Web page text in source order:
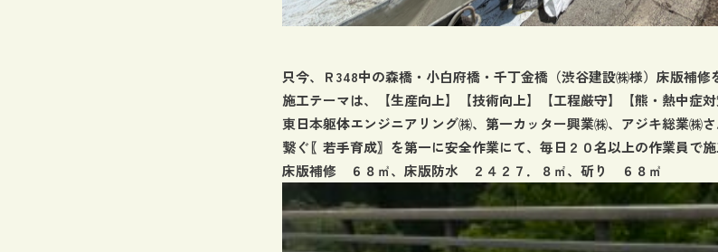
只今、Ｒ348中の森橋・小白府橋・千丁金橋（渋谷建設㈱様）床版補修
施工テーマは、【生産向上】【技術向上】【工程厳守】【熊・熱中症対
東日本躯体エンジニアリング㈱、第一カッター興業㈱、アジキ総業㈱
繋ぐ〖若手育成〗を第一に安全作業にて、毎日２０名以上の作業員で施
床版補修 ６８㎥、床版防水 ２４２７．８㎡、斫り ６８㎥